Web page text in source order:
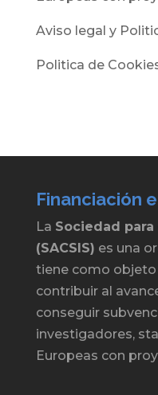
Aviso legal y
Politica de
Financiación
La Sociedad
(SACSIS) es una
tiene como objeto
contribuir al
conseguir
investigadores,
Europeas con